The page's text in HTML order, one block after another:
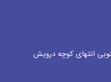
انتهای کوچه درویش